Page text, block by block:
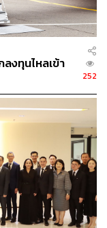
ทรัล
ะราม 9 สู่
The Central
านศูนย์กลางไลฟ์
ครือข่ายของ
วมกัน พร้อมนำ
ะดับประสบการณ์
ทั้งภายในองค์กร
ค์กรแห่งอนาคต
งทุนไหลเข้า
252